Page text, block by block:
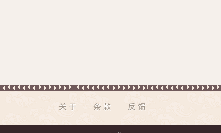
关于 条款 反馈